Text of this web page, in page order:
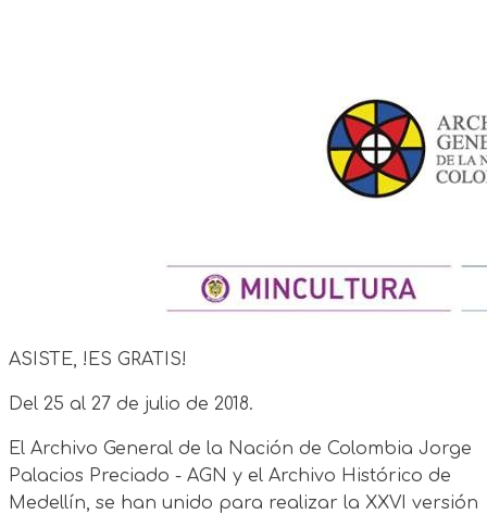
ASISTE, !ES GRATIS!
Del 25 al 27 de julio de 2018.
El Archivo General de la Nación de Colombia Jorge
Palacios Preciado - AGN y el Archivo Histórico de
Medellín, se han unido para realizar la XXVI versión